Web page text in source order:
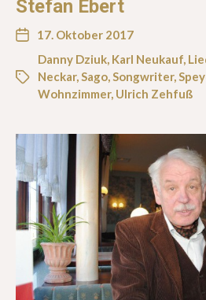
Stefan Ebert
17. Oktober 2017
Danny Dziuk, Karl Neukauf,
Neckar,Sago,Songwriter,
Wohnzimmer, Ulrich Zehfuß